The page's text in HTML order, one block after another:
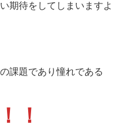
期待をしてしまいますよ
課題であり憧れである
！